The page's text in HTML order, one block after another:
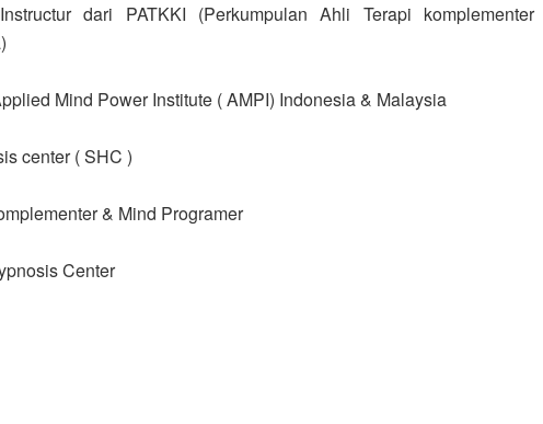
dari PATKKI (Perkumpulan Ahli Terapi komplementer
Mind Power Institute ( AMPI) Indonesia & Malaysia
center ( SHC )
& Mind Programer
Center